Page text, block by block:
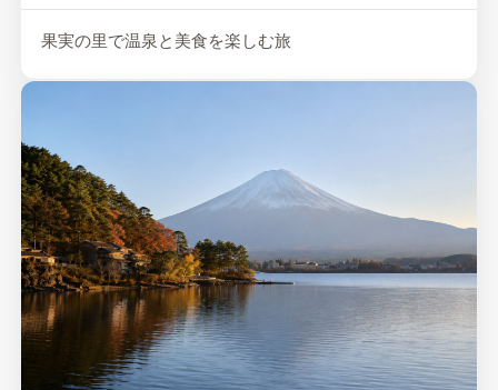
果実の里で温泉と美食を楽しむ旅